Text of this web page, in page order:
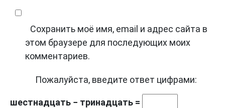
Сохранить моё имя, email и адрес сайта в
этом браузере для последующих моих
комментариев.
Пожалуйста, введите ответ цифрами:
шестнадцать − тринадцать =